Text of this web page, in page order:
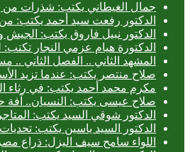
جمال الغيطاني يكتب: شذرات من
الدكتور رفعت سيد أحمد يكتب:
الدكتور نبيل فاروق يكتب:
الدكتورة هيام عزمي النجار تكتب:
المشهد الثاني .. الفصل الثاني
صلاح منتصر يكتب: عندما تزيد
مكرم محمد أحمد يكتب: في رثاء
صلاح عيسى يكتب: النسيان.. آفة
الدكتور شوقي السيد يكتب:
الدكتور السيد ياسين يكتب: تحديات
اللواء سامح سيف اليزل: ذراع